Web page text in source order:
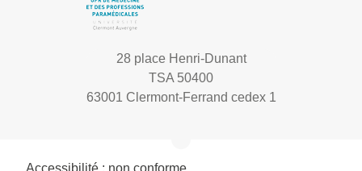
28 place Henri-Dunant
TSA 50400
63001 Clermont-Ferrand cedex 1
Accessibilité : non conforme